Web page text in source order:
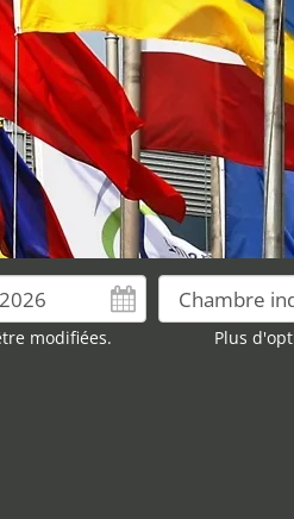
modifiées. Plus